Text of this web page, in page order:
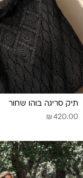
תיק סריגה בוהו שחור
₪ 420.00